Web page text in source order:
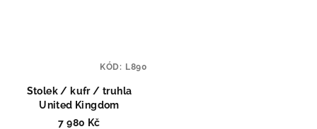
Stolek / kufr / truhla
United Kingdom
7 980 Kč
KÓD: L890